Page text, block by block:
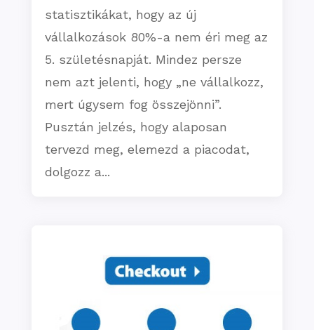
statisztikákat, hogy az új
vállalkozások 80%-a nem éri meg az
5. születésnapját. Mindez persze
nem azt jelenti, hogy „ne vállalkozz,
mert úgysem fog összejönni”.
Pusztán jelzés, hogy alaposan
tervezd meg, elemezd a piacodat,
dolgozz a...